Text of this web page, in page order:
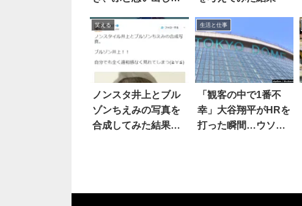
笑える
ノンスタ井上とブル
ゾンちえみの写真を
合成してみた結果…
生活と仕事
「観客の中で1番不
幸」大谷翔平がHRを
打った瞬間…ウソだ